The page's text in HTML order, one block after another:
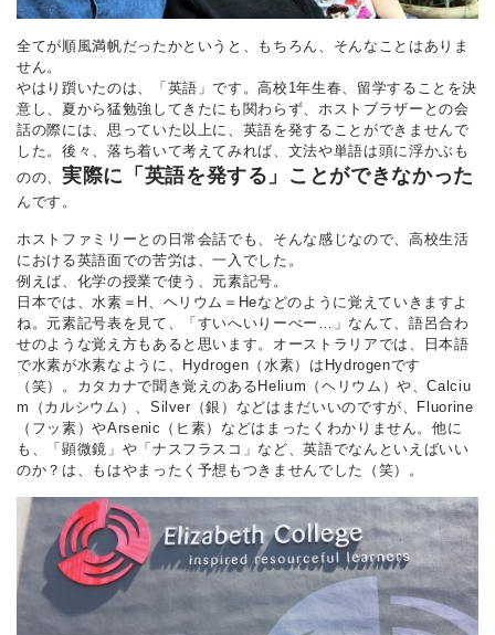
全てが順風満帆だったかというと、もちろん、そんなことはありま
せん。
やはり躓いたのは、「英語」です。高校1年生春、留学することを決
意し、夏から猛勉強してきたにも関わらず、ホストブラザーとの会
話の際には、思っていた以上に、英語を発することができませんで
した。後々、落ち着いて考えてみれば、文法や単語は頭に浮かぶも
のの、 実際に「英語を発する」ことができなかった
んです。
ホストファミリーとの日常会話でも、そんな感じなので、高校生活
における英語面での苦労は、一入でした。
例えば、化学の授業で使う、元素記号。
日本では、水素＝H、ヘリウム＝Heなどのように覚えていきますよ
ね。元素記号表を見て、「すいへいりーべー…」なんて、語呂合わ
せのような覚え方もあると思います。オーストラリアでは、日本語
で水素が水素なように、Hydrogen（水素）はHydrogenです
（笑）。カタカナで聞き覚えのあるHelium（ヘリウム）や、Calciu
m（カルシウム）、Silver（銀）などはまだいいのですが、Fluorine
（フッ素）やArsenic（ヒ素）などはまったくわかりません。他に
も、「顕微鏡」や「ナスフラスコ」など、英語でなんといえばいい
のか？は、もはやまったく予想もつきませんでした（笑）。